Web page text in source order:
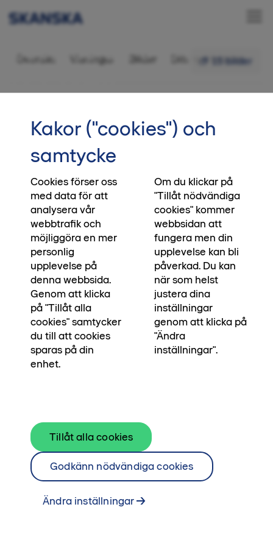
15 bilder
Bostadsrätt 6 rok,
Intresseanmälan
Översikt Visningar Bilder Ditt nya kvarter
Bli nuinflyttad i Ranalyckan
Vill du flytta nu? Att få tillgång till ett
nyproducerat hem behöver inte alls ta tid, just
nu har vi inflyttningsklara hem i Ranalyckan.
Välkommen att bli nuinflyttad på ett underbart
läge - precis när det passar dig.
Kontakta mäklare
Välkommen in till familjens
radhus i två trevliga våningar.
Här kan du njuta av livet med dubbla uteplatser
Kakor ("cookies") och
samtycke
Cookies förser oss
med data för att
analysera vår
webbtrafik och
möjliggöra en mer
personlig
upplevelse på
denna webbsida.
Genom att klicka
på "Tillåt alla
cookies" samtycker
du till att cookies
sparas på din
enhet.
Om du klickar på
"Tillåt nödvändiga
cookies" kommer
webbsidan att
fungera men din
upplevelse kan bli
påverkad. Du kan
när som helst
justera dina
inställningar
genom att klicka på
"Ändra
inställningar".
Ändra inställningar
Godkänn nödvändiga cookies
Tillåt alla cookies